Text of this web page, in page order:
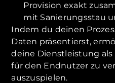
Provision exakt
mit Sanierungsstau
Indem du deinen
Daten präsentierst,
deine Dienstleistung als
für den Endnutzer zu
auszuspielen.